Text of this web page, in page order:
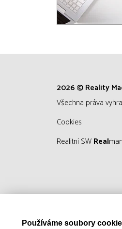
2026 © Reality
všechna práva
Cookies
Realitní SWRealman
Používáme soubory